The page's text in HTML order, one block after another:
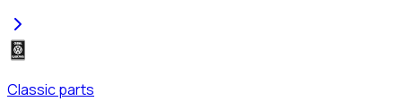
Classic parts